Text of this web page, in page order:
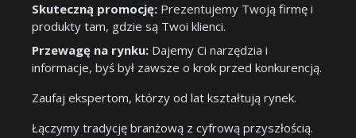
Skuteczną promocję: Prezentujemy Twoją firmę i
produkty tam, gdzie są Twoi klienci.
Przewagę na rynku: Dajemy Ci narzędzia i
informacje, byś był zawsze o krok przed konkurencją.
Zaufaj ekspertom, którzy od lat kształtują rynek.
Łączymy tradycję branżową z cyfrową przyszłością.